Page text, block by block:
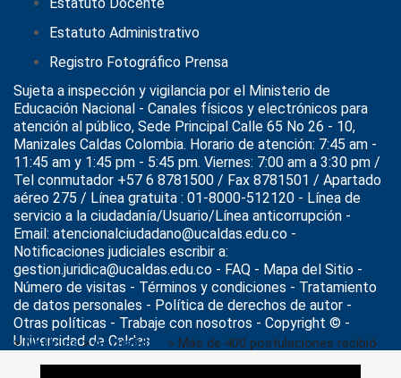
>Noticias>Actualidad > Más de 400 postulaciones recibió
la convocatoria de becas doctorales liderada por la Universidad
Estatuto Administrativo
Registro Fotográfico Prensa
Sujeta a inspección y vigilancia por el Ministerio de
Educación Nacional - Canales físicos y electrónicos para
atención al público, Sede Principal Calle 65 No 26 - 10,
Manizales Caldas Colombia. Horario de atención: 7:45 am -
11:45 am y 1:45 pm - 5:45 pm. Viernes: 7:00 am a 3:30 pm /
Tel conmutador +57 6 8781500 / Fax 8781501 / Apartado
aéreo 275 / Línea gratuita : 01-8000-512120 - Línea de
servicio a la ciudadanía/Usuario/Línea anticorrupción -
Email: atencionalciudadano@ucaldas.edu.co -
Notificaciones judiciales escribir a:
gestion.juridica@ucaldas.edu.co - FAQ - Mapa del Sitio -
Número de visitas - Términos y condiciones - Tratamiento
de datos personales - Política de derechos de autor -
Otras políticas - Trabaje con nosotros - Copyright © -
Universidad de Caldas